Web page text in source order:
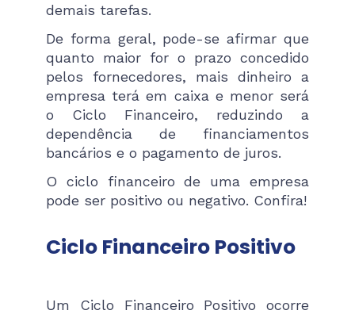
demais tarefas.
De forma geral, pode-se afirmar que
quanto maior for o prazo concedido
pelos fornecedores, mais dinheiro a
empresa terá em caixa e menor será
o Ciclo Financeiro, reduzindo a
dependência de financiamentos
bancários e o pagamento de juros.
O ciclo financeiro de uma empresa
pode ser positivo ou negativo. Confira!
Ciclo Financeiro Positivo
Um Ciclo Financeiro Positivo ocorre